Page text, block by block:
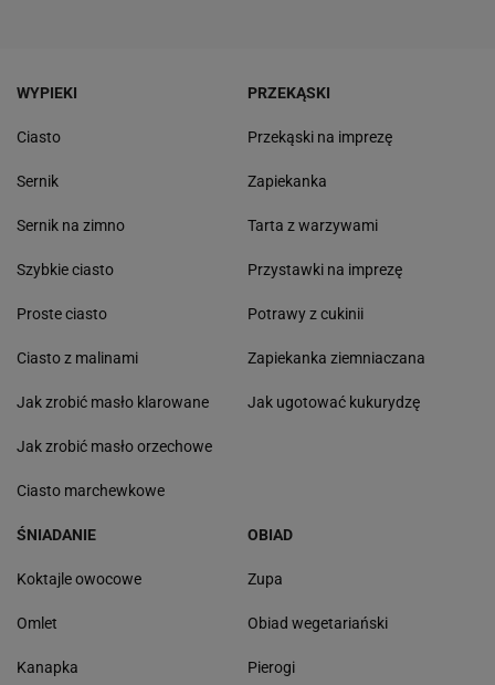
WYPIEKI
Ciasto
Sernik
Sernik na zimno
Szybkie ciasto
Proste ciasto
Ciasto z malinami
Jak zrobić masło klarowane
Jak zrobić masło orzechowe
Ciasto marchewkowe
PRZEKĄSKI
Przekąski na imprezę
Zapiekanka
Tarta z warzywami
Przystawki na imprezę
Potrawy z cukinii
Zapiekanka ziemniaczana
Jak ugotować kukurydzę
ŚNIADANIE
Koktajle owocowe
Omlet
Kanapka
OBIAD
Zupa
Obiad wegetariański
Pierogi